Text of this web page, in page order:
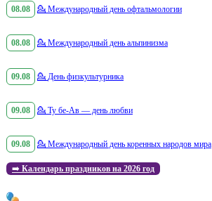
08.08 💁 Международный день офтальмологии
08.08 💁 Международный день альпинизма
09.08 💁 День физкультурника
09.08 💁 Ту бе-Ав — день любви
09.08 💁 Международный день коренных народов мира
➡️ Календарь праздников на 2026 год